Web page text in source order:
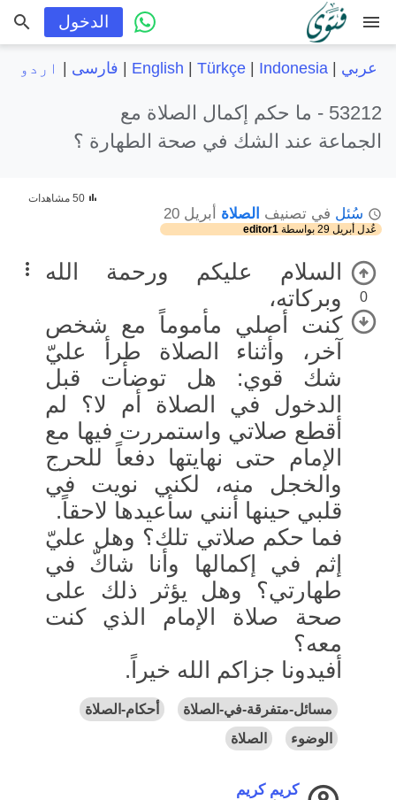
menu الدخول
عربي |
English Türkçe| Indonesia فارسی اردو
53212 -
ما حكم إكمال الصلاة مع
الجماعة عند الشك في صحة الطهارة ؟
سُئل في تصنيف الصلاة أبريل 20
عُدل أبريل 29 بواسطة editor1
50 مشاهدات
0
السلام عليكم ورحمة الله
وبركاته،
كنت أصلي مأموماً مع شخص
آخر، وأثناء الصلاة طرأ عليّ
شك قوي: هل توضأت قبل
الدخول في الصلاة أم لا؟ لم
أقطع صلاتي واستمررت فيها مع
الإمام حتى نهايتها دفعاً للحرج
والخجل منه، لكني نويت في
قلبي حينها أنني سأعيدها لاحقاً.
فما حكم صلاتي تلك؟ وهل عليّ
إثم في إكمالها وأنا شاكّ في
طهارتي؟ وهل يؤثر ذلك على
صحة صلاة الإمام الذي كنت
معه؟
أفيدونا جزاكم الله خيراً.
مسائل-متفرقة-في-الصلاة
أحكام-الصلاة
الوضوء
الصلاة
كريم كريم